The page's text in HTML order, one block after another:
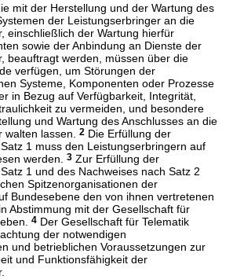
mit der Herstellung und der Wartung des
der Leistungserbringer an die
einschließlich der Wartung hierfür
sowie der Anbindung an Dienste der
beauftragt werden, müssen über die
verfügen, um Störungen der
Systeme, Komponenten oder Prozesse
in Bezug auf Verfügbarkeit, Integrität,
zu vermeiden, und besondere
und Wartung des Anschlusses an die
walten lassen.
2Die Erfüllung der
1 muss den Leistungserbringern auf
werden.
3Zur Erfüllung der
1 und des Nachweises nach Satz 2
Spitzenorganisationen der
Bundesebene den von ihnen vertretenen
Abstimmung mit der Gesellschaft für
4Der Gesellschaft für Telematik
der notwendigen
und betrieblichen Voraussetzungen zur
und Funktionsfähigkeit der